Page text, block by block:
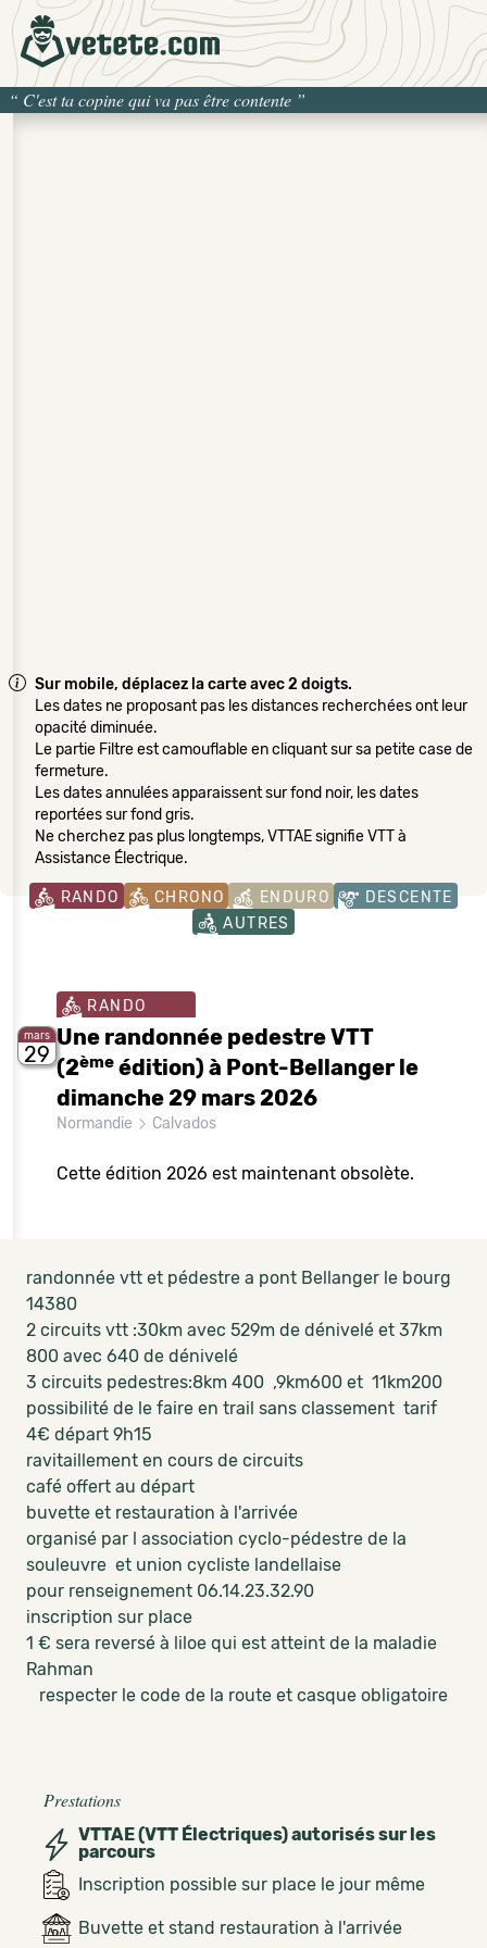
“ C'est ta copine qui va pas être contente ”
Sur mobile, déplacez la carte avec 2 doigts.
Les dates ne proposant pas les distances recherchées ont leur
opacité diminuée.
Le partie Filtre est camouflable en cliquant sur sa petite case de
fermeture.
Les dates annulées apparaissent sur fond noir, les dates
reportées sur fond gris.
Ne cherchez pas plus longtemps, VTTAE signifie VTT à
Assistance Électrique.
RANDO CHRONO ENDURO
DESCENTE
AUTRES
mars
29
RANDO
Une randonnée pedestre VTT
(2ème édition) à Pont-Bellanger le
dimanche 29 mars 2026
Normandie Calvados
Cette édition 2026 est maintenant obsolète.
randonnée vtt et pédestre a pont Bellanger le bourg
14380
2 circuits vtt :30km avec 529m de dénivelé et 37km
800 avec 640 de dénivelé
3 circuits pedestres:8km 400 ,9km600 et 11km200
possibilité de le faire en trail sans classement tarif
4€ départ 9h15
ravitaillement en cours de circuits
café offert au départ
buvette et restauration à l'arrivée
organisé par l association cyclo-pédestre de la
souleuvre et union cycliste landellaise
pour renseignement 06.14.23.32.90
inscription sur place
1 € sera reversé à liloe qui est atteint de la maladie
Rahman
respecter le code de la route et casque obligatoire
Prestations
VTTAE (VTT Électriques) autorisés sur les
parcours
Inscription possible sur place le jour même
Buvette et stand restauration à l'arrivée